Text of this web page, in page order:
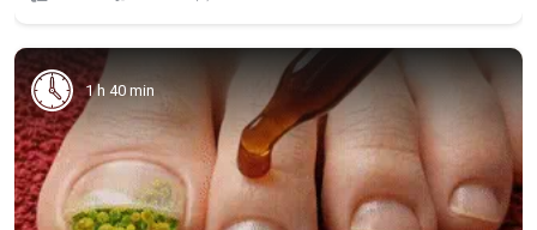
1 h 40 min